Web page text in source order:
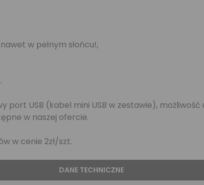
w pełnym słońcu!,
USB (kabel mini USB w zestawie), możliwość
w naszej ofercie.
w cenie 2zł/szt.
DANE TECHNICZNE